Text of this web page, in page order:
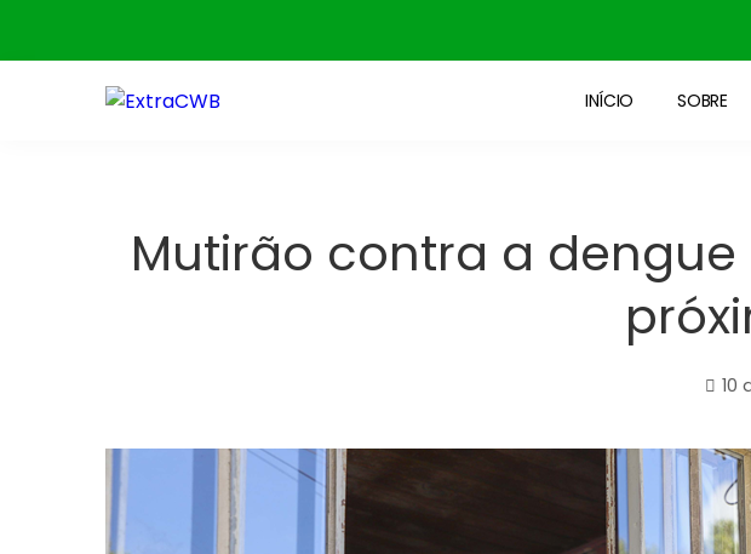
INÍCIO SOBRE
Mutirão contra a
10